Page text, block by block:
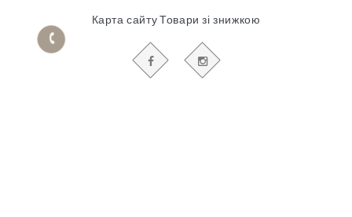
Карта сайту Товари зі знижкою